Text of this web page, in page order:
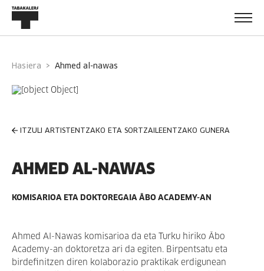
Hasiera ahmed al-nawas
ITZULI ARTISTENTZAKO ETA SORTZAILEENTZAKO GUNERA
AHMED AL-NAWAS
KOMISARIOA ETA DOKTOREGAIA ÂBO ACADEMY-AN
Ahmed Al-Nawas komisarioa da eta Turku hiriko Âbo
Academy-an doktoretza ari da egiten. Birpentsatu eta
birdefinitzen diren kolaborazio praktikak erdigunean